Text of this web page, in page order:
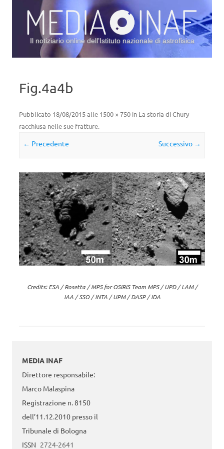
Il notiziario online dell’Istituto nazionale di astrofisica
Fig.4a4b
Pubblicato 18/08/2015alle 1500 × 750 in La storia di Chury
racchiusa nelle sue fratture.
← Precedente Successivo →
Credits: ESA / Rosetta / MPS for OSIRIS Team MPS / UPD / LAM /
IAA / SSO / INTA / UPM / DASP / IDA
MEDIA INAF
Direttore responsabile:
Marco Malaspina
Registrazione n. 8150
dell’11.12.2010 presso il
Tribunale di Bologna
ISSN 2724-2641